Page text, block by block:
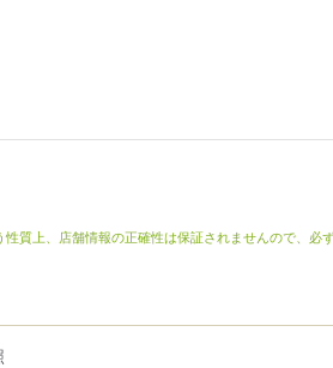
性質上、店舗情報の正確性は保証されませんので、必